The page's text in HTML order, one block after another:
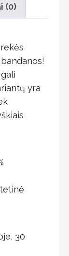
(0)
yra
30